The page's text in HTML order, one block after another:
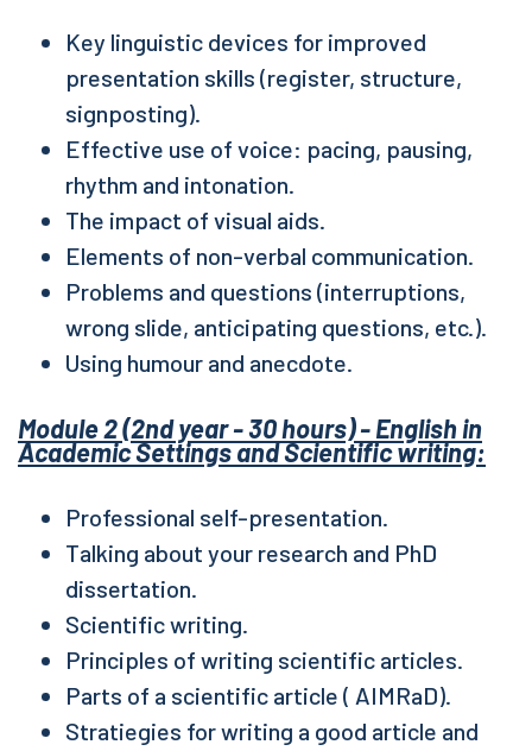
Key linguistic devices for improved
presentation skills (register, structure,
signposting).
Effective use of voice: pacing, pausing,
rhythm and intonation.
The impact of visual aids.
Elements of non-verbal communication.
Problems and questions (interruptions,
wrong slide, anticipating questions, etc.).
Using humour and anecdote.
Module 2 (2nd year - 30 hours) - English in
Academic Settings and Scientific writing:
Professional self-presentation.
Talking about your research and PhD
dissertation.
Scientific writing.
Principles of writing scientific articles.
Parts of a scientific article ( AIMRaD).
Stratiegies for writing a good article and